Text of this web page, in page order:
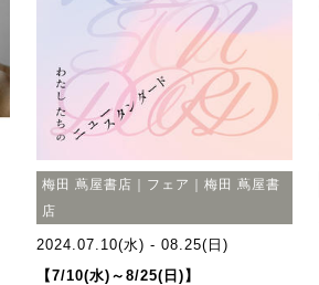
梅田 蔦屋書店｜フェア｜梅田 蔦屋書
店
2024.07.10(水) - 08.25(日)
【7/10(水)～8/25(日)】